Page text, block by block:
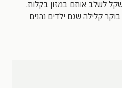
לשלב אותם במזון בקלות.
קלילה שגם ילדים נהנים